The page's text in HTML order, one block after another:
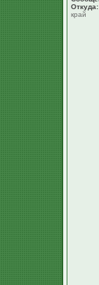
Откуда:
край